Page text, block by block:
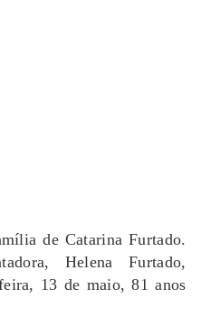
de Catarina Furtado.
Helena Furtado,
13 de maio, 81 anos